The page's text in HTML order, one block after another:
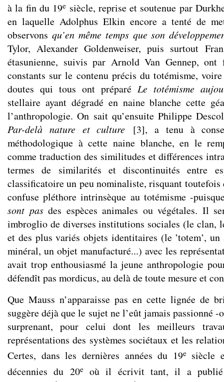
à la fin du 19e siècle, reprise et soutenue par
en laquelle Adolphus Elkin encore a tenté de
observons qu’en même temps que son
Tylor, Alexander Goldenweiser, puis surtout
étasunienne, suivis par Arnold Van Gennep,
constants sur le contenu précis du totémisme,
doutes qui tous ont préparé Le totémisme
stellaire ayant dégradé en naine blanche cette
l’anthropologie. On sait qu’ensuite Philippe
Par-delà nature et culture [3], a tenu à
méthodologique à cette naine blanche, en le
comme traduction des similitudes et différences
termes de similarités et discontinuités entre
classificatoire un peu nominaliste, risquant toutefois
confuse pléthore intrinsèque au totémisme -
sont pasdes espèces animales ou végétales. Il
imbroglio de diverses institutions sociales (le clan,
et des plus variés objets identitaires (le ’totem’,
minéral, un objet manufacturé...) avec les
avait trop enthousiasmé la jeune anthropologie
défendît pas mordicus, au delà de toute mesure et
Que Mauss n’apparaisse pas en cette lignée de
suggère déjà que le sujet ne l’eût jamais passionné
surprenant, pour celui dont les meilleurs
représentations des systèmes sociétaux et les
Certes, dans les dernières années du 19esiècle
décennies du 20eoù il écrivit tant, il a publié